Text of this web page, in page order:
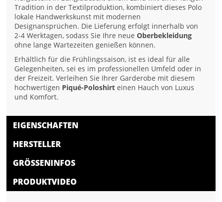
Tradition in der Textilproduktion, kombiniert dieses Polo
lokale Handwerkskunst mit modernen
Designansprüchen. Die Lieferung erfolgt innerhalb von
2-4 Werktagen, sodass Sie Ihre neueOberbekleidung
ohne lange Wartezeiten genießen können.
Erhältlich für die Frühlingssaison, ist es ideal für alle
Gelegenheiten, sei es im professionellen Umfeld oder in
der Freizeit. Verleihen Sie Ihrer Garderobe mit diesem
hochwertigen Piqué-Poloshirt einen Hauch von Luxus
und Komfort.
EIGENSCHAFTEN
HERSTELLER
GRÖSSENINFOS
PRODUKTVIDEO